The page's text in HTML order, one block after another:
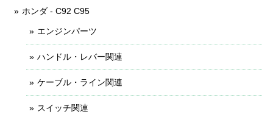
ホンダ - C92 C95
エンジンパーツ
ハンドル・レバー関連
ケーブル・ライン関連
スイッチ関連